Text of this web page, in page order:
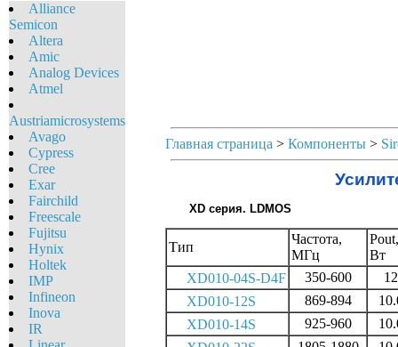
Alliance
Semicon
Altera
Amic
Analog Devices
Atmel
Austriamicrosystems
Avago
Cypress
Cree
Exar
Fairchild
Freescale
Fujitsu
Hynix
Holtek
IMP
Infineon
Inova
IR
Главная страница > Компоненты >
XD серия. LDMOS
Тип
Частота,
МГц
Pout,
Вт
XD010-04S-D4F
350-600
12
XD010-12S
869-894
XD010-14S
925-960